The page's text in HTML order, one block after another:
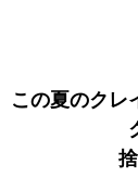
この夏のクレ